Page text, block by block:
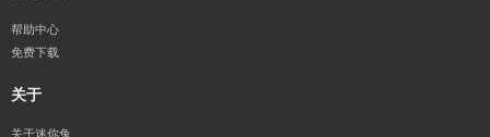
帮助中心
免费下载
关于
关于迷你兔